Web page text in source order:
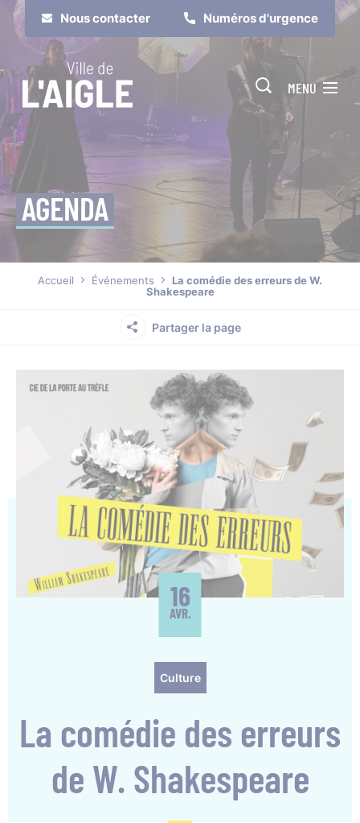
Nous contacter Numéros d'urgence
MENU
AGENDA
Accueil Événements
La comédie des erreurs de W.
Shakespeare
Partager la page
16
AVR.
Culture
La comédie des erreurs
de W. Shakespeare
Cookies management panel